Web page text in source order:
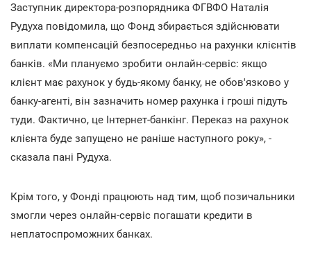
Заступник директора-розпорядника ФГВФО Наталія
Рудуха повідомила, що Фонд збирається здійснювати
виплати компенсацій безпосередньо на рахунки клієнтів
банків. «Ми плануємо зробити онлайн-сервіс: якщо
клієнт має рахунок у будь-якому банку, не обов'язково у
банку-агенті, він зазначить номер рахунка і гроші підуть
туди. Фактично, це Інтернет-банкінг. Переказ на рахунок
клієнта буде запущено не раніше наступного року», -
сказала пані Рудуха.
Крім того, у Фонді працюють над тим, щоб позичальники
змогли через онлайн-сервіс погашати кредити в
неплатоспроможних банках.